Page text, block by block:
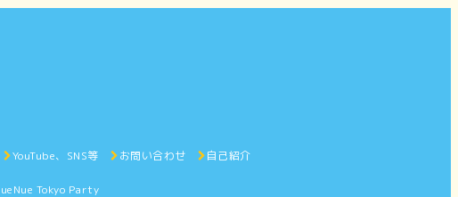
YouTube、SNS等 お問い合わせ 自己紹介
Tokyo Party